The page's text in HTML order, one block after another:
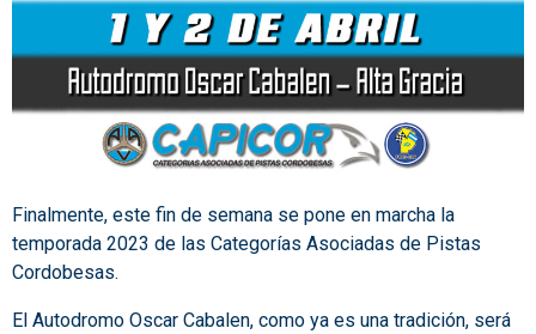
Finalmente, este fin de semana se pone en marcha la
temporada 2023 de las Categorías Asociadas de Pistas
Cordobesas.
El Autodromo Oscar Cabalen, como ya es una tradición, será